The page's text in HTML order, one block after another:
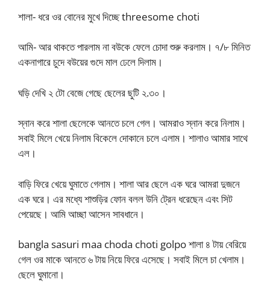
শালা- ধরে ওর বোনের মুখে দিচ্ছে threesome choti
আমি- আর থাকতে পারলাম না বউকে ফেলে চোদা শুরু করলাম। ৭/৮ মিনিত
একনাগারে চুদে বউয়ের গুদে মাল ঢেলে দিলাম।
ঘড়ি দেখি ২ টো বেজে গেছে ছেলের ছুটি ২.৩০।
স্নান করে শালা ছেলেকে আনতে চলে গেল। আমরাও স্নান করে নিলাম।
সবাই মিলে খেয়ে নিলাম বিকেলে দোকানে চলে এলাম। শালাও আমার সাথে
এল।
বাড়ি ফিরে খেয়ে ঘুমাতে গেলাম। শালা আর ছেলে এক ঘরে আমরা দুজনে
এক ঘরে। এর মধ্যে শাশুড়ির ফোন বলল উনি ট্রেন ধরেছেন এবং সিট
পেয়েছে। আমি আচ্ছা আসেন সাবধানে।
bangla sasuri maa choda choti golpo শালা ৪ টায় বেরিয়ে
গেল ওর মাকে আনতে ৬ টায় নিয়ে ফিরে এসেছে। সবাই মিলে চা খেলাম।
ছেলে ঘুমানো।